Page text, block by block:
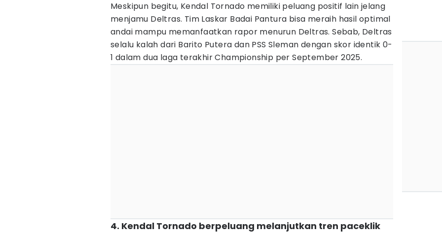
Meskipun begitu, Kendal Tornado memiliki peluang positif lain jelang
menjamu Deltras. Tim Laskar Badai Pantura bisa meraih hasil optimal
andai mampu memanfaatkan rapor menurun Deltras. Sebab, Deltras
selalu kalah dari Barito Putera dan PSS Sleman dengan skor identik 0-
1 dalam dua laga terakhir Championship per September 2025.
4. Kendal Tornado berpeluang melanjutkan tren paceklik